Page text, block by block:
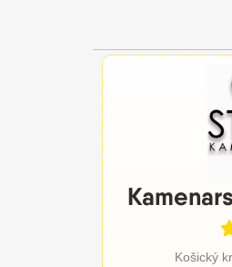
Košický